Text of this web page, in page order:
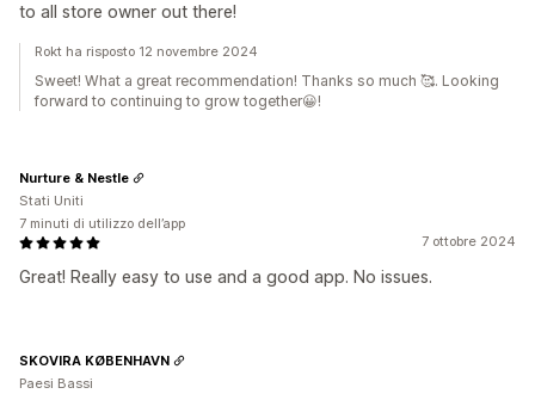
to all store owner out there!
Rokt ha risposto 12 novembre 2024
Sweet! What a great recommendation! Thanks so much 🥰. Looking
forward to continuing to grow together😀!
7 ottobre 2024
Great! Really easy to use and a good app. No issues.
Nurture & Nestle
Stati Uniti
7 minuti di utilizzo dell’app
SKOVIRA KØBENHAVN
Paesi Bassi